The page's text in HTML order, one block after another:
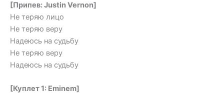
[Припев: Justin Vernon]
Не теряю лицо
Не теряю веру
Надеюсь на судьбу
Не теряю веру
Надеюсь на судьбу
[Куплет 1: Eminem]